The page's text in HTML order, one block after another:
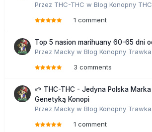
Przez THC-THC w Blog Konopny
1 comment
Top 5 nasion marihuany 60-65 dni
Przez Macky w Blog Konopny Trawka
3 comments
🌱 THC-THC - Jedyna Polska Marka
Genetyką Konopi
Przez Macky w Blog Konopny Trawka
1 comment